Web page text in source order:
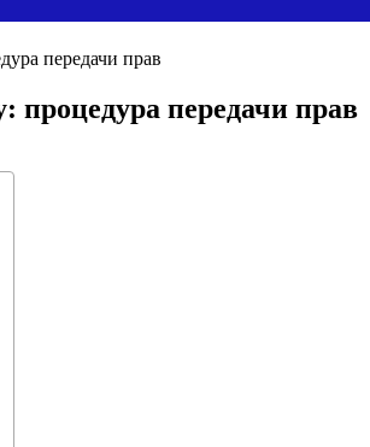
передачи прав
процедура передачи прав